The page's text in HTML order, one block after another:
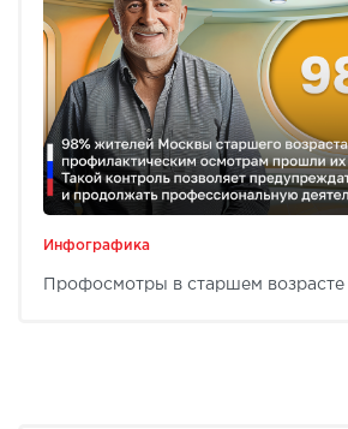
Инфографика
Профосмотры в старшем возрасте